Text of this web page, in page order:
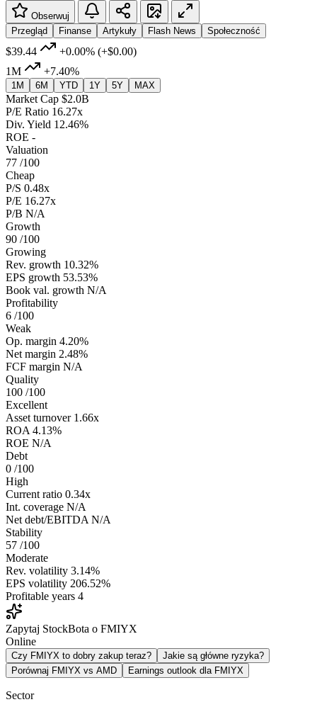
Obserwuj
Przegląd
Finanse Artykuły Flash News Społeczność
$39.44 +0.00% (+$0.00)
1M
+7.40%
1M 6M YTD 1Y 5Y MAX
Market Cap $2.0B
P/E Ratio 16.27x
Div. Yield 12.46%
ROE -
Valuation
77 /100
Cheap
P/S 0.48x
P/E 16.27x
P/B N/A
Growth
90 /100
Growing
Rev. growth 10.32%
EPS growth 53.53%
Book val. growth N/A
Profitability
6 /100
Weak
Op. margin 4.20%
Net margin 2.48%
FCF margin N/A
Quality
100 /100
Excellent
Asset turnover 1.66x
ROA 4.13%
ROE N/A
Debt
0 /100
High
Current ratio 0.34x
Int. coverage N/A
Net debt/EBITDA N/A
Stability
57 /100
Moderate
Rev. volatility 3.14%
EPS volatility 206.52%
Profitable years 4
Zapytaj StockBota o FMIYX
Online
Czy FMIYX to dobry zakup teraz?
Jakie są główne ryzyka?
Porównaj FMIYX vs AMD
Earnings outlook dla FMIYX
Sector